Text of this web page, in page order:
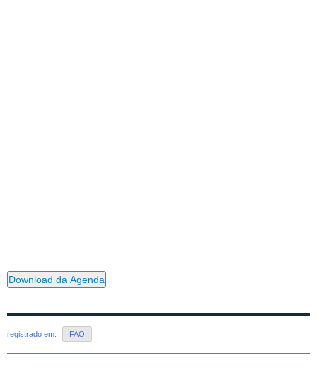
Download da Agenda
registrado em: FAO